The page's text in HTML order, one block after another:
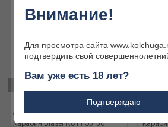
Карабин Blaser R8 Pr 30-06
Внимание!
Для просмотра сайта
подтвердить свой
Вам уже есть 18 лет?
Подтверждаю